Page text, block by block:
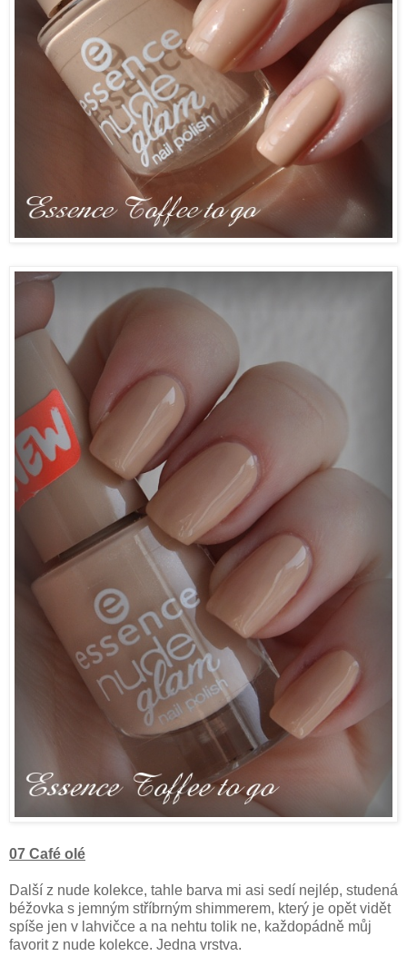
07 Café olé
Další z nude kolekce, tahle barva mi asi sedí nejlép, studená
béžovka s jemným stříbrným shimmerem, který je opět vidět
spíše jen v lahvičce a na nehtu tolik ne, každopádně můj
favorit z nude kolekce. Jedna vrstva.